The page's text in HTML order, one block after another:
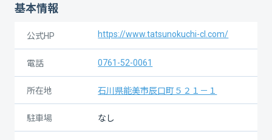
基本情報
公式HP https://www.tatsunokuchi-cl.com/
電話 0761-52-0061
所在地 石川県能美市辰口町５２１－１
駐車場 なし